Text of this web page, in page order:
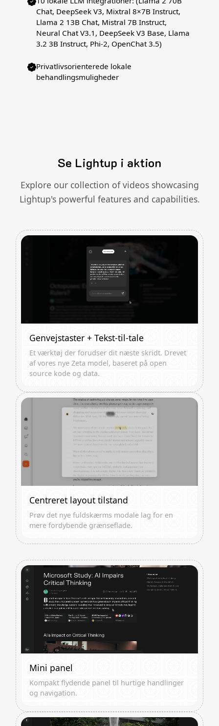
Chat, DeepSeek V3, Mixtral 8×7B Instruct,
Llama 2 13B Chat, Mistral 7B Instruct,
Neural Chat V3.1, DeepSeek V3 Base, Llama
3.2 3B Instruct, Phi-2, OpenChat 3.5)
Privatlivsorienterede lokale
behandlingsmuligheder
Se Lightup i aktion
Explore our collection of videos showcasing
Lightup's powerful features and capabilities.
Genvejstaster + Tekst-til-tale
Et værktøj der forudser dit næste skridt. Drevet
af vores nye Zeta model, baseret på open
source kode og data.
Centreret layout tilstand
Prøv det nye fuldskærms modale lag for en
mere fordybende grænseflade.
Mini panel
Kompakt flydende panel til hurtige handlinger
og navigation.